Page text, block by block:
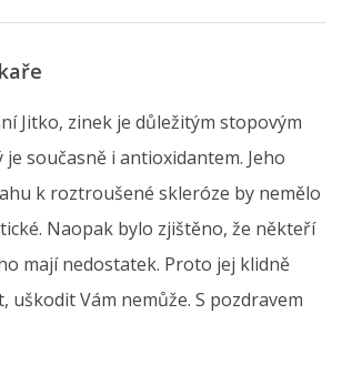
Jitko, zinek je důležitým stopovým
současně i antioxidantem. Jeho
k roztroušené skleróze by nemělo
Naopak bylo zjištěno, že někteří
mají nedostatek. Proto jej klidně
uškodit Vám nemůže. S pozdravem